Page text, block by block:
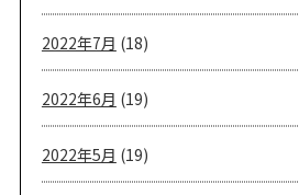
2022年7月 (18)
2022年6月 (19)
2022年5月 (19)